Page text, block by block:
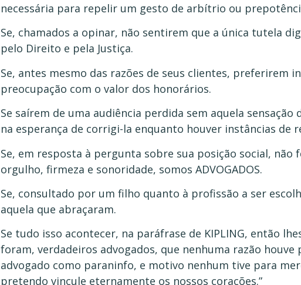
necessária para repelir um gesto de arbítrio ou
Se, chamados a opinar, não sentirem que a única tutela
pelo Direito e pela Justiça.
Se, antes mesmo das razões de seus clientes, preferirem
preocupação com o valor dos honorários.
Se saírem de uma audiência perdida sem aquela
na esperança de corrigi-la enquanto houver instâncias de
Se, em resposta à pergunta sobre sua posição social, não
orgulho, firmeza e sonoridade, somos ADVOGADOS.
Se, consultado por um filho quanto à profissão a ser
aquela que abraçaram.
Se tudo isso acontecer, na paráfrase de KIPLING, então
foram, verdadeiros advogados, que nenhuma razão
advogado como paraninfo, e motivo nenhum tive para
pretendo vincule eternamente os nossos corações.”